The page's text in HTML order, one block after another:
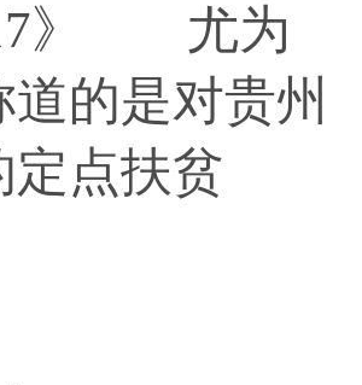
》 尤为
的是对贵州
定点扶贫